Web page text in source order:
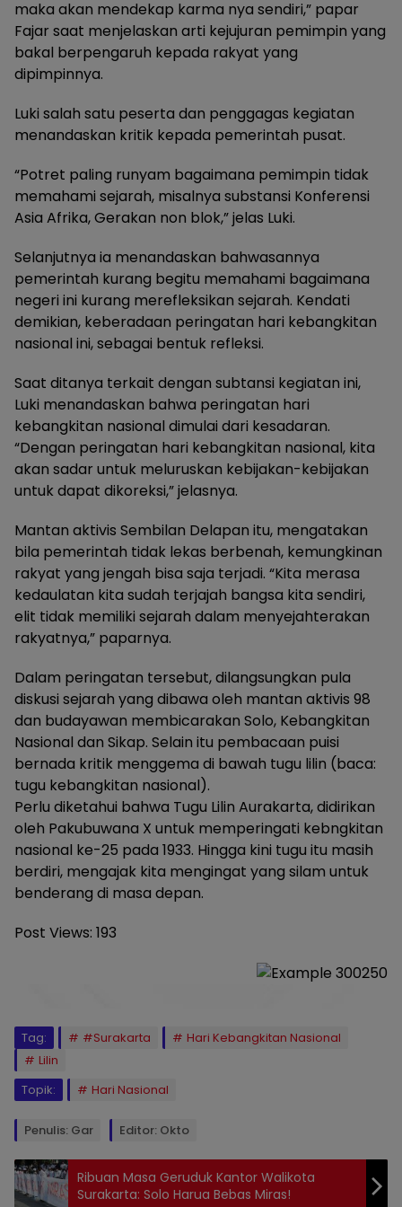
maka akan mendekap karma nya sendiri,” papar
Fajar saat menjelaskan arti kejujuran pemimpin yang
bakal berpengaruh kepada rakyat yang
dipimpinnya.
Luki salah satu peserta dan penggagas kegiatan
menandaskan kritik kepada pemerintah pusat.
“Potret paling runyam bagaimana pemimpin tidak
memahami sejarah, misalnya substansi Konferensi
Asia Afrika, Gerakan non blok,” jelas Luki.
Selanjutnya ia menandaskan bahwasannya
pemerintah kurang begitu memahami bagaimana
negeri ini kurang merefleksikan sejarah. Kendati
demikian, keberadaan peringatan hari kebangkitan
nasional ini, sebagai bentuk refleksi.
Saat ditanya terkait dengan subtansi kegiatan ini,
Luki menandaskan bahwa peringatan hari
kebangkitan nasional dimulai dari kesadaran.
“Dengan peringatan hari kebangkitan nasional, kita
akan sadar untuk meluruskan kebijakan-kebijakan
untuk dapat dikoreksi,” jelasnya.
Mantan aktivis Sembilan Delapan itu, mengatakan
bila pemerintah tidak lekas berbenah, kemungkinan
rakyat yang jengah bisa saja terjadi. “Kita merasa
kedaulatan kita sudah terjajah bangsa kita sendiri,
elit tidak memiliki sejarah dalam menyejahterakan
rakyatnya,” paparnya.
Dalam peringatan tersebut, dilangsungkan pula
diskusi sejarah yang dibawa oleh mantan aktivis 98
dan budayawan membicarakan Solo, Kebangkitan
Nasional dan Sikap. Selain itu pembacaan puisi
bernada kritik menggema di bawah tugu lilin (baca:
tugu kebangkitan nasional).
Perlu diketahui bahwa Tugu Lilin Aurakarta, didirikan
oleh Pakubuwana X untuk memperingati kebngkitan
nasional ke-25 pada 1933. Hingga kini tugu itu masih
berdiri, mengajak kita mengingat yang silam untuk
benderang di masa depan.
Post Views: 193
Tag: #Surakarta
Hari Kebangkitan Nasional
Lilin
Topik:
Hari Nasional
Penulis: Gar Editor: Okto
Ribuan Masa Geruduk Kantor Walikota
Surakarta: Solo Harua Bebas Miras!